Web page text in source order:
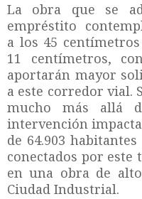
La obra que se
empréstito
a los 45
11 centímetros,
aportarán mayor
a este corredor vial.
mucho más allá
intervención
de 64.903
conectados por este
en una obra de
Ciudad Industrial.